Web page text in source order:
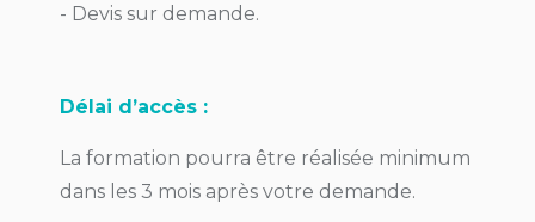
- Devis sur demande.
Délai d’accès :
La formation pourra être réalisée minimum
dans les 3 mois après votre demande.